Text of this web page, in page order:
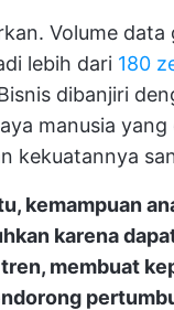
Volume data
lebih dari 180
dibanjiri
manusia yang
kekuatannya
kemampuan
karena
membuat